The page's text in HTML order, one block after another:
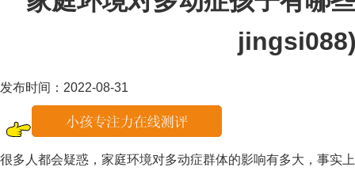
发布时间：2022-08-31
很多人都会疑惑，家庭环境对多动症群体的影响有多大，事实